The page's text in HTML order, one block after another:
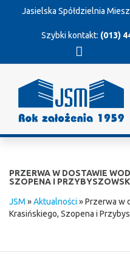
Jasielska Spółdzielnia
Szybki kontakt: (013)
PRZERWA W DOSTAWIE
SZOPENA I
JSM »Aktualności»Przerwa w
Krasińskiego, Szopena i